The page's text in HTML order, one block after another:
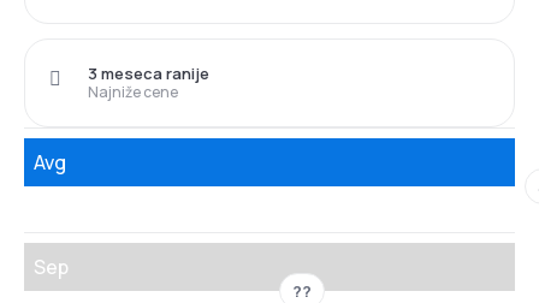
Najniže cene
3 meseca ranije
Avg
Sep
??